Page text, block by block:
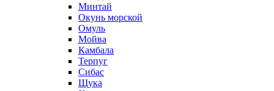
Минтай
Окунь морской
Омуль
Мойва
Камбала
Терпуг
Сибас
Щука